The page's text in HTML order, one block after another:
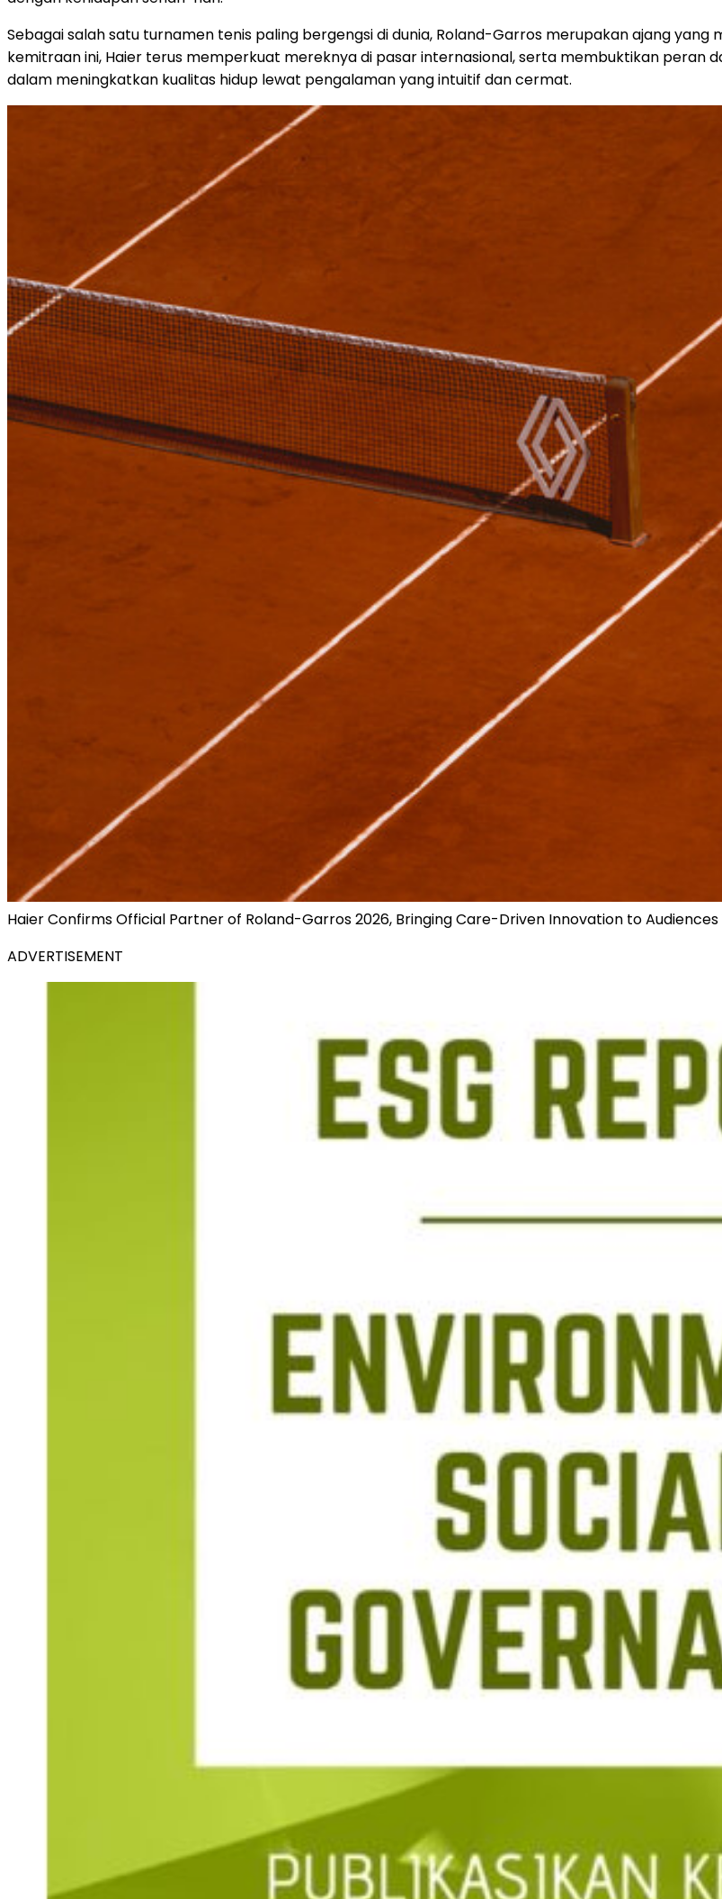
Sebagai salah satu turnamen tenis paling bergengsi di dunia, Roland-Garros merupakan ajang
kemitraan ini, Haier terus memperkuat mereknya di pasar internasional, serta membuktikan peran
dalam meningkatkan kualitas hidup lewat pengalaman yang intuitif dan cermat.
Haier Confirms Official Partner of Roland-Garros 2026, Bringing Care-Driven Innovation to
ADVERTISEMENT